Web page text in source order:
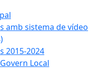
amb sistema de vídeo
2015-2024
Local